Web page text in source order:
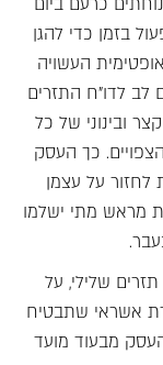
בזמן כדי להגן
העשויה
לדו"ח התזרים
ובינוני של כל
כך העסק
לחזור על עצמן
מראש מתי ישלמו
שלילי, על
אשראי שתבטיח
מבעוד מועד